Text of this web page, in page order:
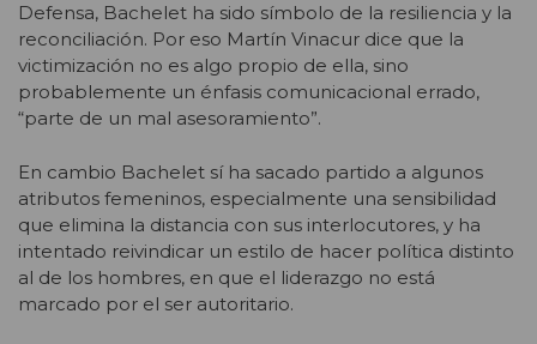
Defensa, Bachelet ha sido símbolo de la resiliencia y la
reconciliación. Por eso Martín Vinacur dice que la
victimización no es algo propio de ella, sino
probablemente un énfasis comunicacional errado,
“parte de un mal asesoramiento”.
En cambio Bachelet sí ha sacado partido a algunos
atributos femeninos, especialmente una sensibilidad
que elimina la distancia con sus interlocutores, y ha
intentado reivindicar un estilo de hacer política distinto
al de los hombres, en que el liderazgo no está
marcado por el ser autoritario.